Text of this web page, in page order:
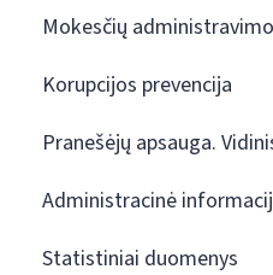
Mokesčių
Korupcijos prevencija
Pranešėjų apsauga.
Administracinė
Statistiniai duomenys